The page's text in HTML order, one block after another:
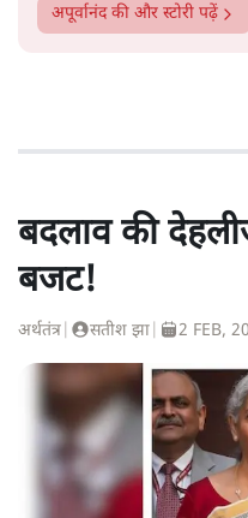
अपूर्वानंदकी और स्टोरी पढ़ें
बदलाव की
बजट!
अर्थतंत्र सतीश झा 2 FEB,